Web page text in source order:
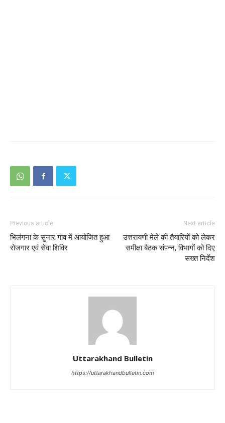
Previous article
भिलंगना के सुनार गांव में आयोजित हुआ
रोजगार एवं सेवा शिविर
Next article
उत्तरायणी मेले की तैयारियों को लेकर
समीक्षा बैठक संपन्न, विभागों को दिए
सख्त निर्देश
Uttarakhand Bulletin
https://uttarakhandbulletin.com